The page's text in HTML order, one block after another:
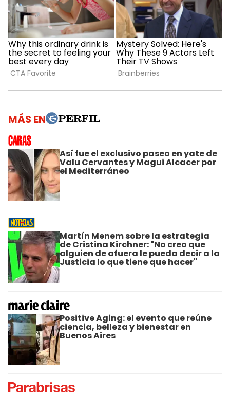
MÁS EN
Así fue el exclusivo paseo en yate de
Valu Cervantes y Magui Alcacer por
el Mediterráneo
Martín Menem sobre la estrategia
de Cristina Kirchner: "No creo que
alguien de afuera le pueda decir a la
Justicia lo que tiene que hacer"
Positive Aging: el evento que reúne
ciencia, belleza y bienestar en
Buenos Aires